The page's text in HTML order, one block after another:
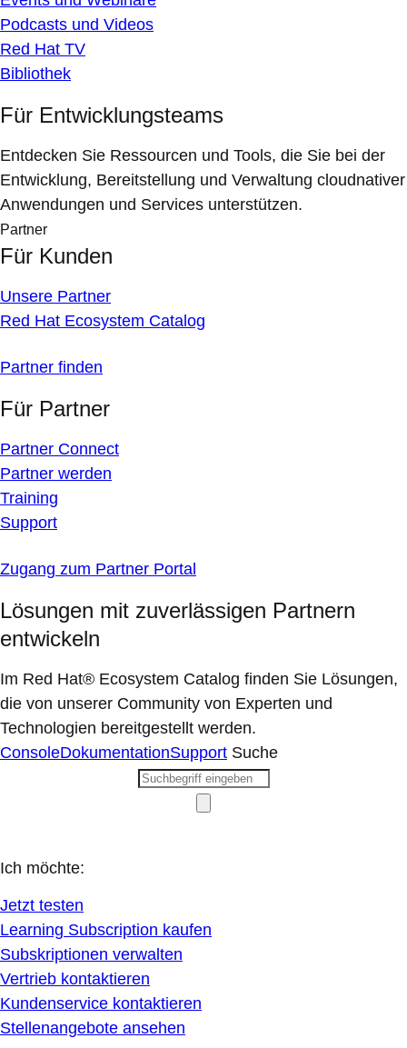
Podcasts und Videos
Red Hat TV
Bibliothek
Für Entwicklungsteams
Entdecken Sie Ressourcen und Tools, die Sie bei der
Entwicklung, Bereitstellung und Verwaltung cloudnativer
Anwendungen und Services unterstützen.
Partner
Für Kunden
Unsere Partner
Red Hat Ecosystem Catalog
Partner finden
Für Partner
Partner Connect
Partner werden
Training
Support
Zugang zum Partner Portal
Lösungen mit zuverlässigen Partnern
entwickeln
Im Red Hat® Ecosystem Catalog finden Sie Lösungen,
die von unserer Community von Experten und
Technologien bereitgestellt werden.
ConsoleDokumentationSupport Suche
Ich möchte:
Jetzt testen
Learning Subscription kaufen
Subskriptionen verwalten
Vertrieb kontaktieren
Kundenservice kontaktieren
Stellenangebote ansehen